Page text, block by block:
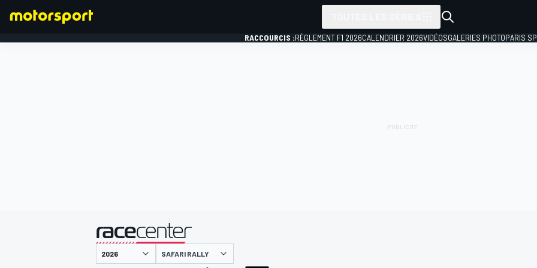
RACCOURCIS :RÈGLEMENT F1 2026CALENDRIER 2026VIDÉOSGALERIES PHOTOPARIS
présenté par
SAFARI RALLY